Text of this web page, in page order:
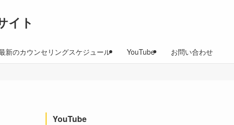
イト
新のカウンセリングスケジュール YouTube お問い合わせ
YouTube